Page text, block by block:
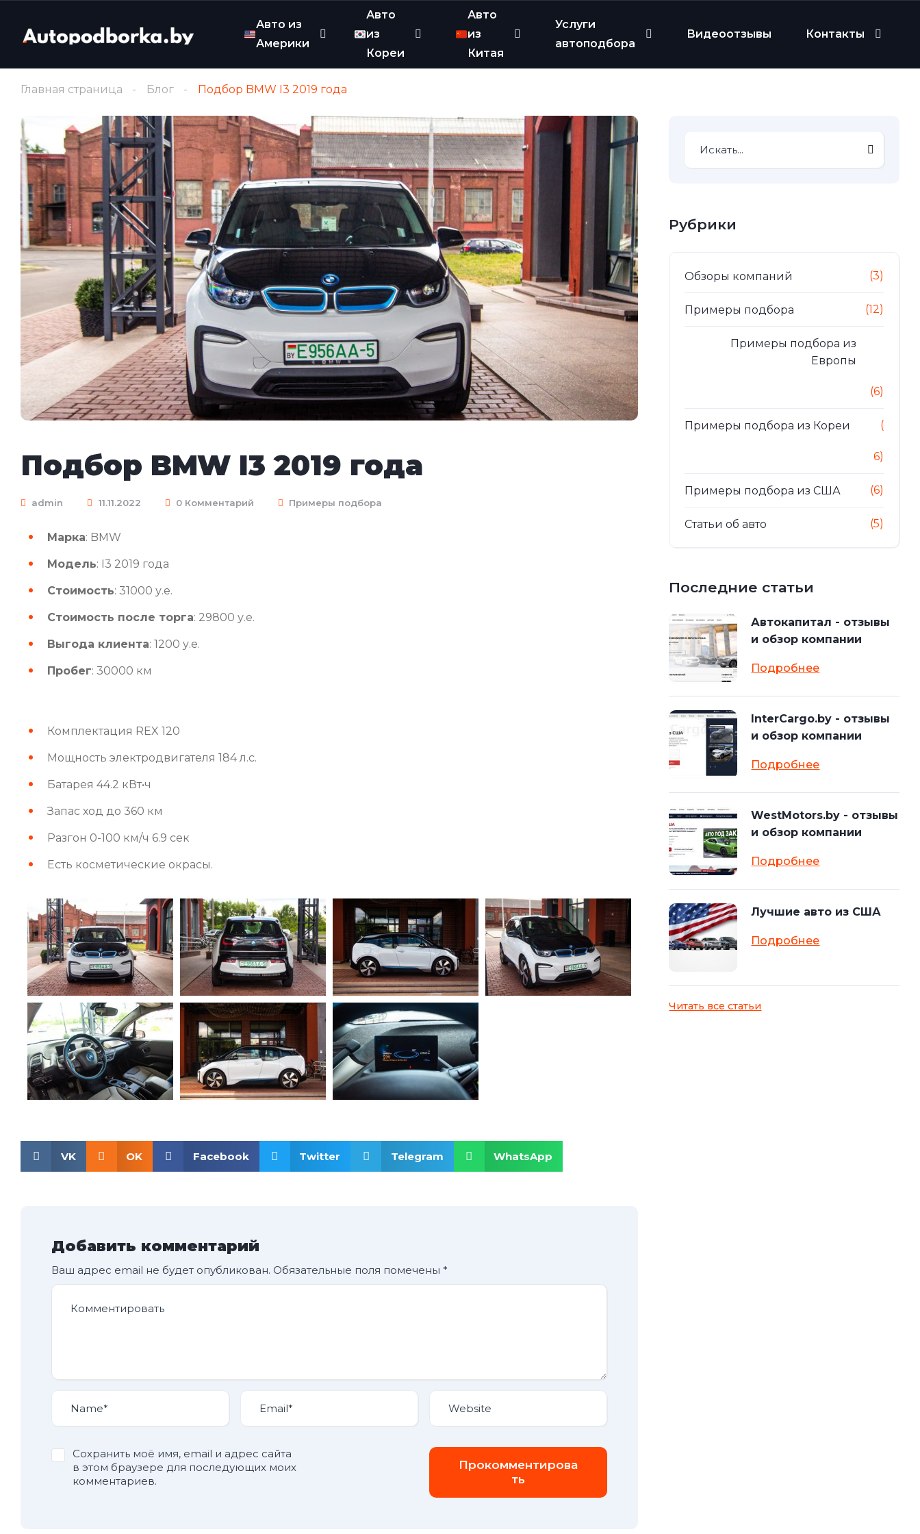
Авто из
Америки
Авто
из
Кореи
Авто
из
Китая
Услуги
автоподбора
Видеоотзывы Контакты
Главная страница Блог Подбор BMW I3 2019 года
Подбор BMW I3 2019 года
admin 11.11.2022 0 Комментарий Примеры подбора
Марка: BMW
Модель: I3 2019 года
Стоимость: 31000 у.е.
Стоимость после торга: 29800 у.е.
Выгода клиента: 1200 у.е.
Пробег: 30000 км
Комплектация REX 120
Мощность электродвигателя 184 л.с.
Батарея 44.2 кВт•ч
Запас ход до 360 км
Разгон 0-100 км/ч 6.9 сек
Есть косметические окрасы.
VK OK Facebook Twitter Telegram WhatsApp
Добавить комментарий
Ваш адрес email не будет опубликован. Обязательные поля помечены *
Сохранить моё имя, email и адрес сайта
в этом браузере для последующих моих
комментариев.
Прокомментирова
ть
Рубрики
Обзоры компаний (3)
Примеры подбора (12)
Примеры подбора из
Европы
(6)
Примеры подбора из Кореи (
6)
Примеры подбора из США (6)
Статьи об авто (5)
Последние статьи
Автокапитал - отзывы
и обзор компании
Подробнее
InterCargo.by - отзывы
и обзор компании
Подробнее
WestMotors.by - отзывы
и обзор компании
Подробнее
Лучшие авто из США
Подробнее
Читать все статьи